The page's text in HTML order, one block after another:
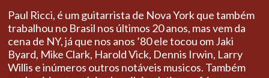
Paul Ricci, é um guitarrista de Nova York que também
trabalhou no Brasil nos últimos 20 anos, mas vem da
cena de NY, já que nos anos ’80 ele tocou om Jaki
Byard, Mike Clark, Harold Vick, Dennis Irwin, Larry
Willis e inúmeros outros notáveis musicos. Também